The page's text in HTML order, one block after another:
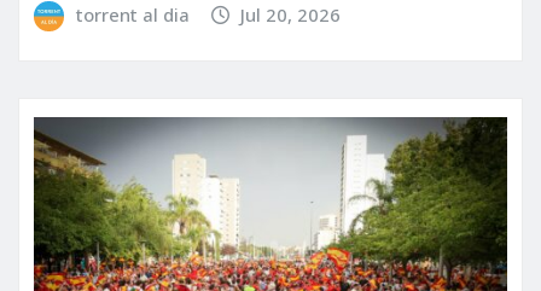
torrent al dia Jul 20, 2026